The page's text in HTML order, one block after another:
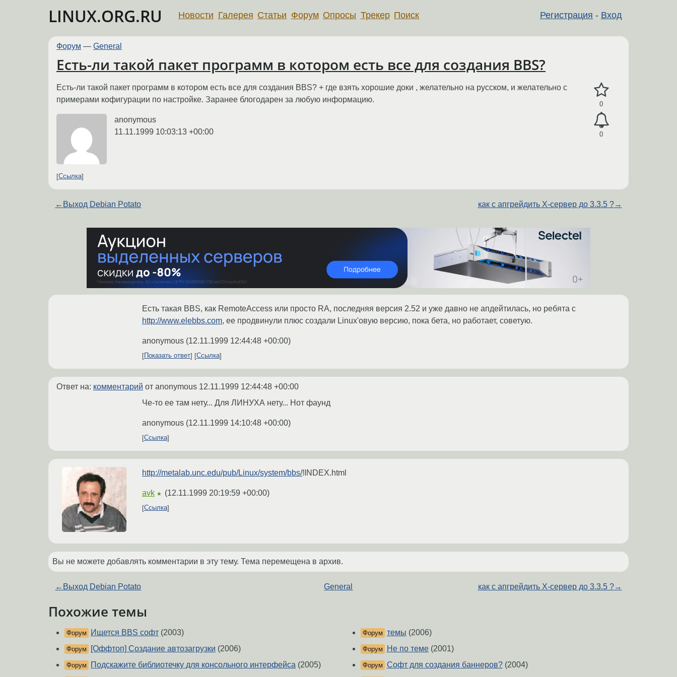
LINUX.ORG.RU Регистрация - Вход
Новости Галерея Статьи Форум Опросы Трекер Поиск
Форум — General
Есть-ли такой пакет программ в котором есть все для создания BBS?
0
0
Есть-ли такой пакет программ в котором есть все для создания BBS? + где взять хорошие доки , желательно на русском, и желательно с
примерами кофигурации по настройке. Заранее блогодарен за любую информацию.
anonymous
11.11.1999 10:03:13 +00:00
Ссылка
← Выход Debian Potato как с апгрейдить Х-сервер до 3.3.5 ?→
Есть такая BBS, как RemoteAccess или просто RA, последняя версия 2.52 и уже давно не апдейтилась, но ребята с
http://www.elebbs.com, ее продвинули плюс создали Linux'овую версию, пока бета, но работает, советую.
anonymous (12.11.1999 12:44:48 +00:00)
Показать ответ Ссылка
Ответ на: комментарий от anonymous 12.11.1999 12:44:48 +00:00
Че-то ее там нету... Для ЛИНУХА нету... Нот фаунд
anonymous (12.11.1999 14:10:48 +00:00)
Ссылка
http://metalab.unc.edu/pub/Linux/system/bbs/!INDEX.html
avk ★ (12.11.1999 20:19:59 +00:00)
Ссылка
Вы не можете добавлять комментарии в эту тему. Тема перемещена в архив.
← Выход Debian Potato General как с апгрейдить Х-сервер до 3.3.5 ?→
Похожие темы
Форум Ищется BBS софт (2003)
Форум [Оффтоп] Создание автозагрузки (2006)
Форум Подскажите библиотечку для консольного интерфейса (2005)
Форум темы (2006)
Форум Не по теме(2001)
Форум Софт для создания баннеров?(2004)